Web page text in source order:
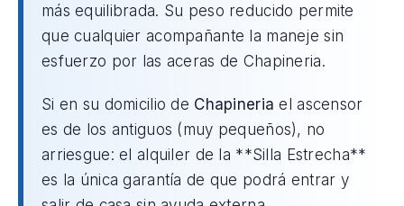
más equilibrada. Su peso reducido permite
que cualquier acompañante la maneje sin
esfuerzo por las aceras de Chapineria.
Si en su domicilio de Chapineria el ascensor
es de los antiguos (muy pequeños), no
arriesgue: el alquiler de la **Silla Estrecha**
es la única garantía de que podrá entrar y